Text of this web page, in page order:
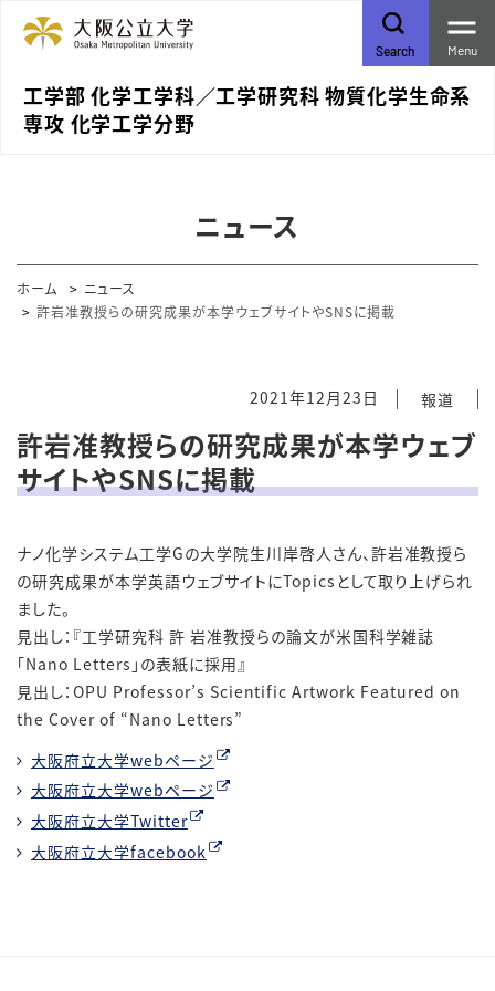
工学部 化学工学科／⼯学研究科 物質化学⽣命系
専攻 化学⼯学分野
Search Menu
ニュース
ホーム
ニュース
許岩准教授らの研究成果が本学ウェブサイトやSNSに掲載
2021年12月23日 報道
許岩准教授らの研究成果が本学ウェブ
サイトやSNSに掲載
ナノ化学システム工学Gの大学院生川岸啓人さん、許岩准教授ら
の研究成果が本学英語ウェブサイトにTopicsとして取り上げられ
ました。
見出し：『工学研究科 許 岩准教授らの論文が米国科学雑誌
「Nano Letters」の表紙に採用』
見出し：OPU Professor’s Scientific Artwork Featured on
the Cover of “Nano Letters”
大阪府立大学webページ
大阪府立大学webページ
大阪府立大学Twitter
大阪府立大学facebook